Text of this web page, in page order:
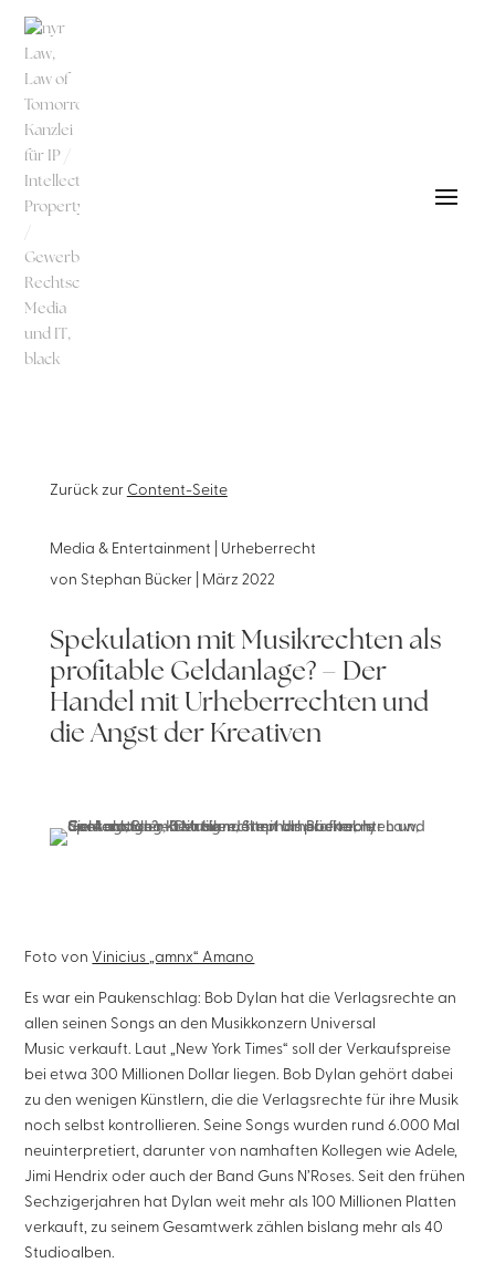
Zurück zur Content-Seite
Media & Entertainment | Urheberrecht
von Stephan Bücker| März 2022
Spekulation mit Musikrechten als
profitable Geldanlage? – Der
Handel mit Urheberrechten und
die Angst der Kreativen
Foto von Vinicius „amnx“ Amano
Es war ein Paukenschlag: Bob Dylan hat die Verlagsrechte an
allen seinen Songs an den Musikkonzern Universal
Music verkauft. Laut „New York Times“ soll der Verkaufspreise
bei etwa 300 Millionen Dollar liegen. Bob Dylan gehört dabei
zu den wenigen Künstlern, die die Verlagsrechte für ihre Musik
noch selbst kontrollieren. Seine Songs wurden rund 6.000 Mal
neuinterpretiert, darunter von namhaften Kollegen wie Adele,
Jimi Hendrix oder auch der Band Guns N’Roses. Seit den frühen
Sechzigerjahren hat Dylan weit mehr als 100 Millionen Platten
verkauft, zu seinem Gesamtwerk zählen bislang mehr als 40
Studioalben.